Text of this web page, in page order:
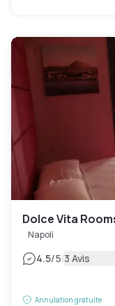
Dolce Vita
Napoli
4.5/5|3 Avis
Annulation gratuite